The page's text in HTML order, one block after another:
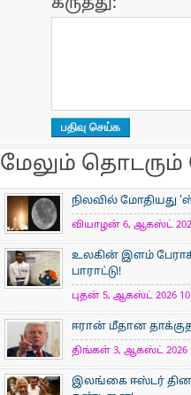
மேலும்
நிலவில் மோதியது
வியாழன் 6, ஆகஸ்ட் 2026
உலகின் இளம்
பாராட்டு!
புதன் 5, ஆகஸ்ட் 2026
ஈரான் மீதான
திங்கள் 3, ஆகஸ்ட் 2026
இலங்கை ஈஸ்டர் தினக்